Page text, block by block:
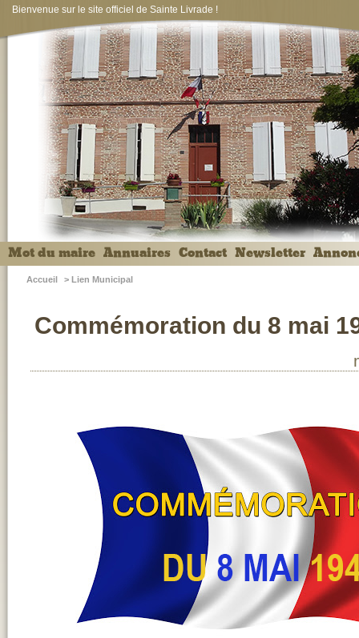
Bienvenue sur le site officiel de Sainte Livrade !
Mot du maire Annuaires Contact Newsletter
Accueil > Lien Municipal
Commémoration du 8 mai